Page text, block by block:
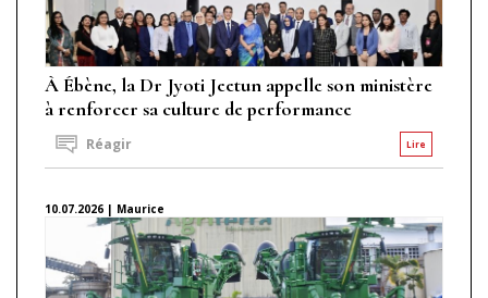
À Ébène, la Dr Jyoti Jeetun appelle son ministère
à renforcer sa culture de performance
Lire
Réagir
10.07.2026 | Maurice